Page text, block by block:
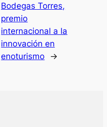
Bodegas Torres,
premio
internacional a la
innovación en
enoturismo
→